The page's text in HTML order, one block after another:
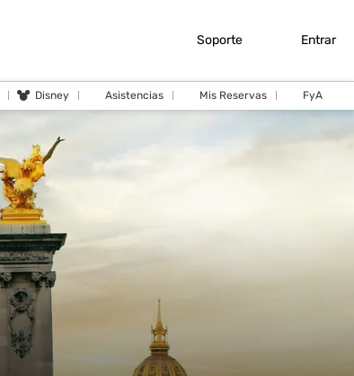
Soporte Entrar
Disney Asistencias Mis Reservas FyA